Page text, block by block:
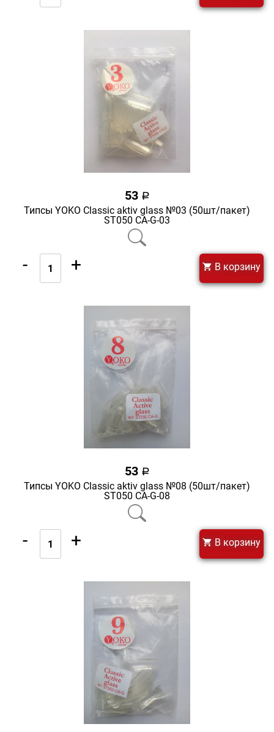
53 a
Типсы YOKO Classic aktiv glass №03 (50шт/пакет)
ST050 CA-G-03
- + В корзину
53 a
Типсы YOKO Classic aktiv glass №08 (50шт/пакет)
ST050 CA-G-08
- + В корзину